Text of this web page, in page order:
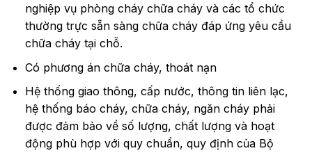
nghiệp vụ phòng cháy chữa cháy và các tổ chức
thường trực sẵn sàng chữa cháy đáp ứng yêu cầu
chữa cháy tại chỗ.
Có phương án chữa cháy, thoát nạn
Hệ thống giao thông, cấp nước, thông tin liên lạc,
hệ thống báo cháy, chữa cháy, ngăn cháy phải
được đảm bảo về số lượng, chất lượng và hoạt
động phù hợp với quy chuẩn, quy định của Bộ